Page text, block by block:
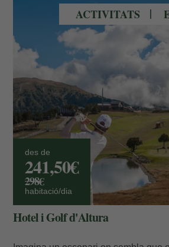
ACTIVITATS
des de
241,50€
298€
habitació/dia
Hotel i Golf d'Altura